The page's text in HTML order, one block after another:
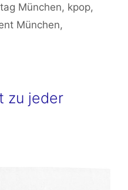
München, kpop,
München,
zu jeder